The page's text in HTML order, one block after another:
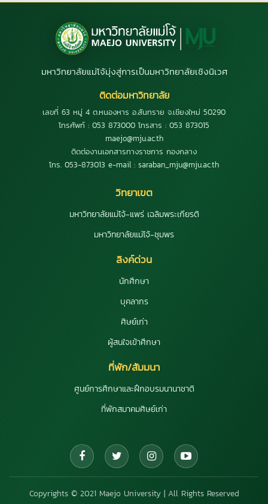
มหาวิทยาลัยแม่โจ้มุ่งสู่การเป็นมหาวิทยาลัยเชิงนิเวศ
ติดต่อมหาวิทยาลัย
เลขที่ 63 หมู่ 4 ต.หนองหาร อ.สันทราย จ.เชียงใหม่ 50290
โทรศัพท์ : 053 873000 โทรสาร : 053 873015
maejo@mju.ac.th
ติดต่องานเอกสารทางราชการ กองกลาง
โทร. 053-873013 e-mail : saraban_mju@mju.ac.th
วิทยาเขต
มหาวิทยาลัยแม่โจ้-แพร่ เฉลิมพระเกียรติ
มหาวิทยาลัยแม่โจ้-ชุมพร
ลิงค์ด่วน
นักศึกษา
บุคลากร
ศิษย์เก่า
ผู้สนใจเข้าศึกษา
ที่พัก/สัมมนา
ศูนย์การศึกษาและฝึกอบรมนานาชาติ
ที่พักสมาคมศิษย์เก่า
Copyrights © 2021 Maejo University | All Rights Reserved